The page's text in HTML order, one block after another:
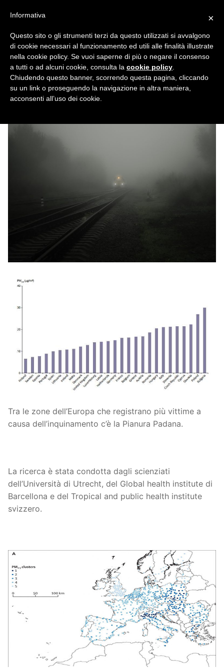
contenuto
Pianura Padana regina
dell’Inquinamento
NICOLA CARTURA 25 GENNAIO 2021
Tra le zone dell’Europa che registrano più vittime a
causa dell’inquinamento c’è la Pianura Padana.
La ricerca è stata condotta dagli scienziati
dell’Università di Utrecht, del Global health institute di
Barcellona e del Tropical and public health institute
svizzero.
×
Informativa
Questo sito o gli strumenti terzi da questo utilizzati si avvalgono
di cookie necessari al funzionamento ed utili alle finalità illustrate
nella cookie policy. Se vuoi saperne di più o negare il consenso
a tutti o ad alcuni cookie, consulta la cookie policy
Chiudendo questo banner, scorrendo questa pagina, cliccando
su un link o proseguendo la navigazione in altra maniera,
acconsenti all’uso dei cookie.